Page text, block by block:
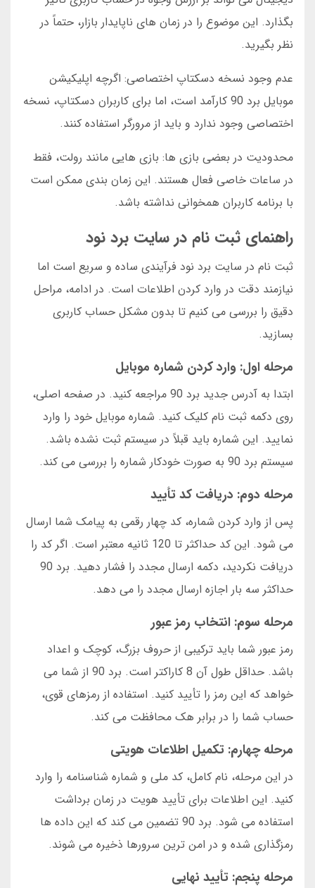
بگذارد. این موضوع را در زمان های ناپایدار بازار، حتماً در
نظر بگیرید.
عدم وجود نسخه دسکتاپ اختصاصی: اگرچه اپلیکیشن
موبایل برد 90 کارآمد است، اما برای کاربران دسکتاپ، نسخه
اختصاصی وجود ندارد و باید از مرورگر استفاده کنند.
محدودیت در بعضی بازی ها: بازی هایی مانند رولت، فقط
در ساعات خاصی فعال هستند. این زمان بندی ممکن است
با برنامه کاربران همخوانی نداشته باشد.
راهنمای ثبت نام در سایت برد نود
ثبت نام در سایت برد نود فرآیندی ساده و سریع است اما
نیازمند دقت در وارد کردن اطلاعات است. در ادامه، مراحل
دقیق را بررسی می کنیم تا بدون مشکل حساب کاربری
بسازید.
مرحله اول: وارد کردن شماره موبایل
ابتدا به آدرس جدید برد 90 مراجعه کنید. در صفحه اصلی،
روی دکمه ثبت نام کلیک کنید. شماره موبایل خود را وارد
نمایید. این شماره باید قبلاً در سیستم ثبت نشده باشد.
سیستم برد 90 به صورت خودکار شماره را بررسی می کند.
مرحله دوم: دریافت کد تأیید
پس از وارد کردن شماره، کد چهار رقمی به پیامک شما ارسال
می شود. این کد حداکثر تا 120 ثانیه معتبر است. اگر کد را
دریافت نکردید، دکمه ارسال مجدد را فشار دهید. برد 90
حداکثر سه بار اجازه ارسال مجدد را می دهد.
مرحله سوم: انتخاب رمز عبور
رمز عبور شما باید ترکیبی از حروف بزرگ، کوچک و اعداد
باشد. حداقل طول آن 8 کاراکتر است. برد 90 از شما می
خواهد که این رمز را تأیید کنید. استفاده از رمزهای قوی،
حساب شما را در برابر هک محافظت می کند.
مرحله چهارم: تکمیل اطلاعات هویتی
در این مرحله، نام کامل، کد ملی و شماره شناسنامه را وارد
کنید. این اطلاعات برای تأیید هویت در زمان برداشت
استفاده می شود. برد 90 تضمین می کند که این داده ها
رمزگذاری شده و در امن ترین سرورها ذخیره می شوند.
مرحله پنجم: تأیید نهایی